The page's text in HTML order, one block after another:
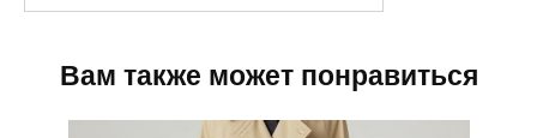
Вам также может понравиться